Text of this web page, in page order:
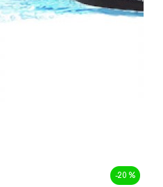
-20 %